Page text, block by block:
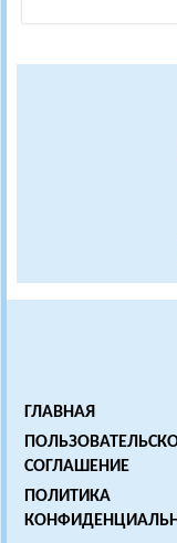
ГЛАВНАЯ
СОГЛАШЕНИЕ
ПОЛИТИКА